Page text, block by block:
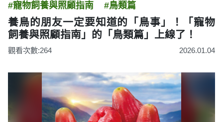
#寵物飼養與照顧指南 #鳥類篇
養鳥的朋友一定要知道的「鳥事」！「寵物
飼養與照顧指南」的「鳥類篇」上線了！
觀看次數:264 2026.01.04